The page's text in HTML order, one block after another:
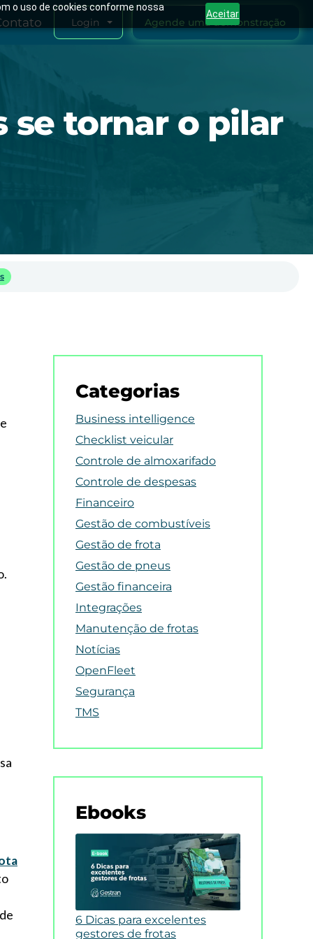
o uso de cookies conforme nossa
Aceitar
Login Agende uma demonstração
se tornar o pilar
Categorias
Business intelligence
Checklist veicular
Controle de almoxarifado
Controle de despesas
Financeiro
Gestão de combustíveis
Gestão de frota
Gestão de pneus
Gestão financeira
Integrações
Manutenção de frotas
Notícias
OpenFleet
Segurança
TMS
Ebooks
6 Dicas para excelentes
gestores de frotas